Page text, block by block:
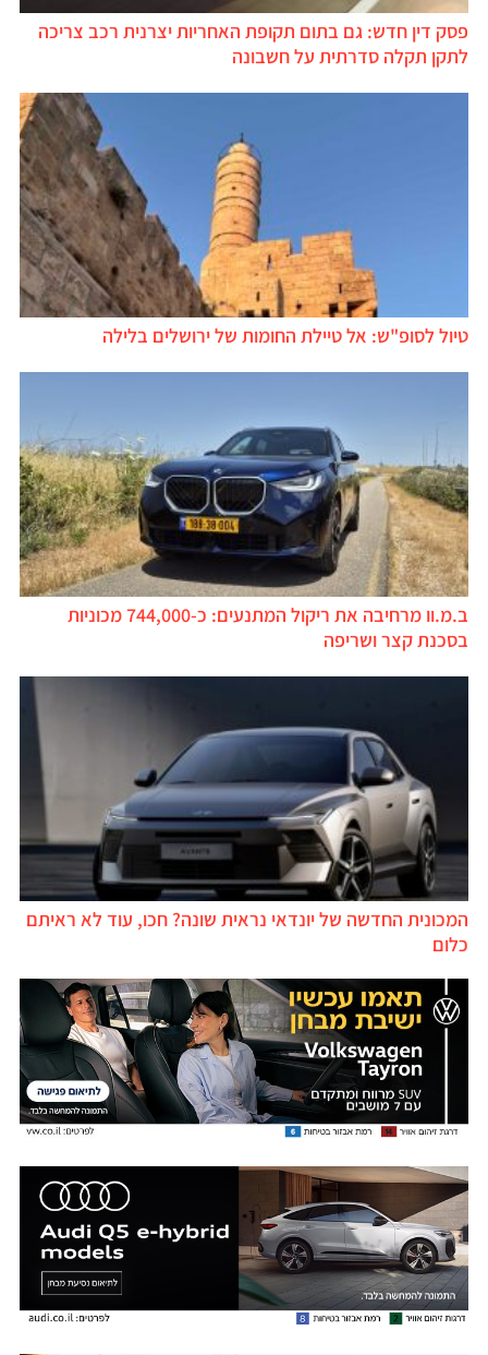
פסק דין חדש: גם בתום תקופת האחריות יצרנית רכב צריכה
לתקן תקלה סדרתית על חשבונה
טיול לסופ"ש: אל טיילת החומות של ירושלים בלילה
ב.מ.וו מרחיבה את ריקול המתנעים: כ-744,000 מכוניות
בסכנת קצר ושריפה
המכונית החדשה של יונדאי נראית שונה? חכו, עוד לא ראיתם
כלום